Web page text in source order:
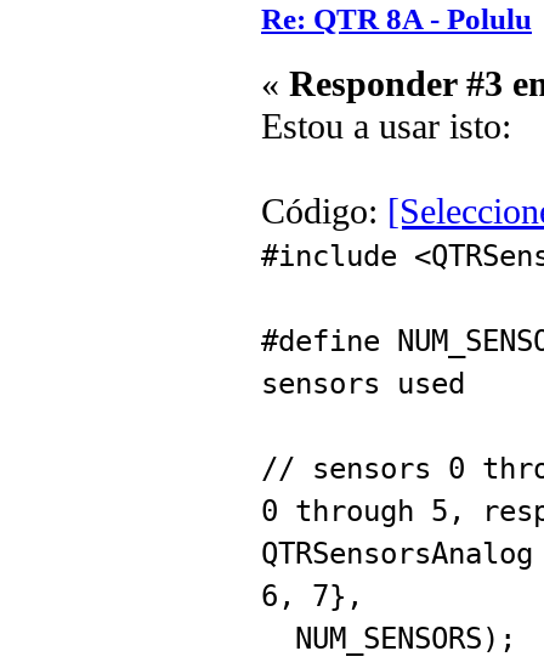
Re: QTR 8A - Polulu
« Responder #3
Estou a usar isto:
Código:
#include
#define
sensors used
// sensors 0
0 through 5,
6, 7},
NUM_SENSORS);